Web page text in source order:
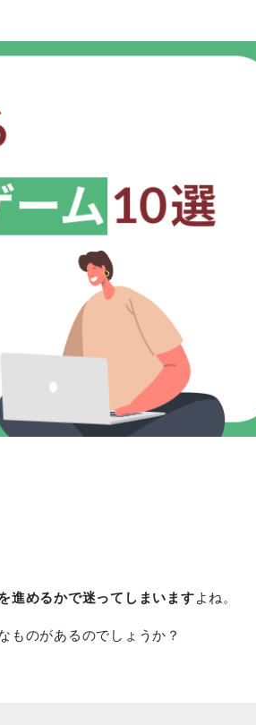
進めるかで迷ってしまいますよね。
ものがあるのでしょうか？